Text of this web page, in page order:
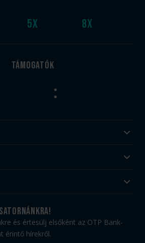
5x 8x
Támogatók
és értesülj elsőként az OTP Bank-
érintő hírekről.